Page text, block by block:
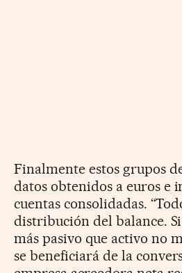
Finalmente estos grupos
datos obtenidos a euros e
cuentas consolidadas.
distribución del balance.
más pasivo que activo no
se beneficiará de la